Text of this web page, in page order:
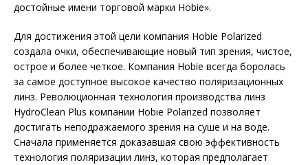
достойные имени торговой марки Hobie».
Для достижения этой цели компания Hobie Polarized
создала очки, обеспечивающие новый тип зрения, чистое,
острое и более четкое. Компания Hobie всегда боролась
за самое доступное высокое качество поляризационных
линз. Революционная технология производства линз
HydroClean Plus компании Hobie Polarized позволяет
достигать неподражаемого зрения на суше и на воде.
Сначала применяется доказавшая свою эффективность
технология поляризации линз, которая предполагает